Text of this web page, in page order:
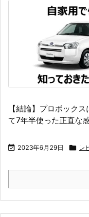
【結論】プロボック
て7年半使った正直な
 2023年6月29日  レ